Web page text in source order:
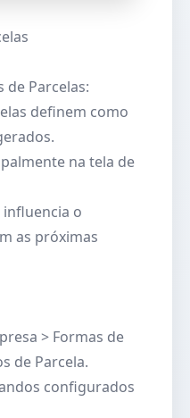
de Parcelas:
definem como
na tela de
o
as próximas
> Formas de
de Parcela.
configurados